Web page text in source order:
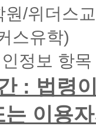
/위더스
스유학)
정보 항
: 법령
이용